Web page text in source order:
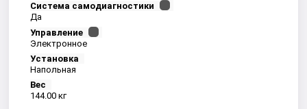
Система самодиагностики
Да
Управление
Электронное
Установка
Напольная
Вес
144.00 кг